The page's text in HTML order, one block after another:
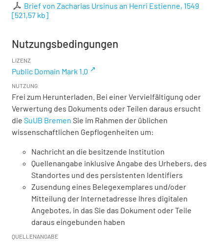
Brief von Zacharias Ursinus an Henri Estienne, 1549
[521,57 kb]
Nutzungsbedingungen
LIZENZ
Public Domain Mark 1.0
NUTZUNG
Frei zum Herunterladen. Bei einer Vervielfältigung oder
Verwertung des Dokuments oder Teilen daraus ersucht
die SuUB Bremen Sie im Rahmen der üblichen
wissenschaftlichen Gepflogenheiten um:
Nachricht an die besitzende Institution
Quellenangabe inklusive Angabe des Urhebers, des
Standortes und des persistenten Identifiers
Zusendung eines Belegexemplares und/oder
Mitteilung der Internetadresse Ihres digitalen
Angebotes, in das Sie das Dokument oder Teile
daraus eingebunden haben
QUELLENANGABE